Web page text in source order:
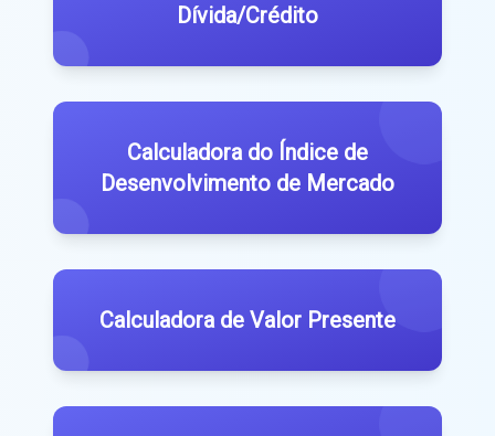
Dívida/Crédito
Calculadora do Índice de
Desenvolvimento de Mercado
Calculadora de Valor Presente